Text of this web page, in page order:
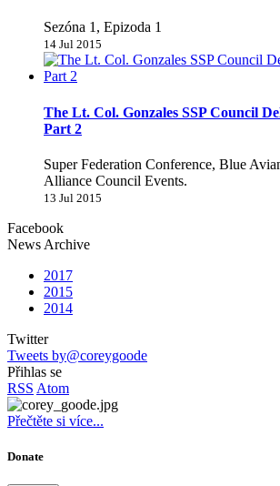
Sezóna 1, Epizoda 1
14 Jul 2015
The Lt. Col. Gonzales SSP Council
Part 2
Super Federation Conference, Blue
Alliance Council Events.
13 Jul 2015
Facebook
News Archive
2017
2015
2014
Twitter
Tweets by@coreygoode
Přihlas se
RSS Atom
Přečtěte si více...
Donate